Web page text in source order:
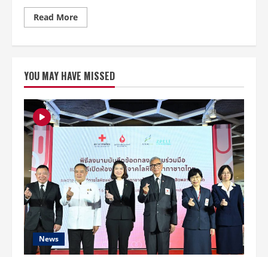
Read MoreRead
more
กลาง
กรุงเทพ
กับ
งาน
“เวียดนามิ
ส
กู๊ดส์
แอนด์
ทัว
ซึ่ม
วีค
อิน
ไทย
แลนด์
2018”
ครั้ง
ที่
3
จัด
เป็น
สินค้า
YOU MAY HAVE MISSED
News